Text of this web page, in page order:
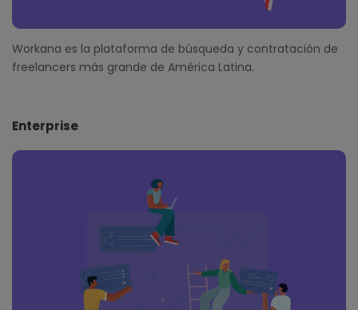
Workana es la plataforma de búsqueda y contratación de
freelancers más grande de América Latina.
Enterprise